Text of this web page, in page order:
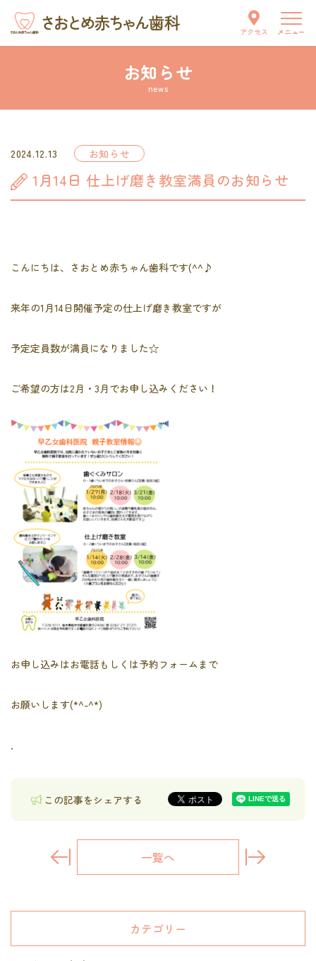
アクセス メニュー
はじめての方へ
診療案内
お問い合わせ
tel.0282-27-3737
〒328-0111 栃木県栃木市都賀町家中2408
お知らせ
news
2024.12.13 お知らせ
1月14日 仕上げ磨き教室満員のお知らせ
こんにちは、さおとめ赤ちゃん歯科です(^^♪
来年の1月14日開催予定の仕上げ磨き教室ですが
予定定員数が満員になりました☆
ご希望の方は2月・3月でお申し込みください！
お申し込みはお電話もしくは予約フォームまで
お願いします(*^-^*)
．
この記事をシェアする
一覧へ
カテゴリー